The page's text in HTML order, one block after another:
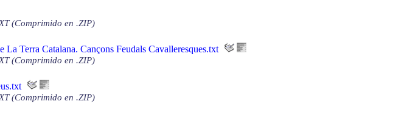
(Comprimido en .ZIP)
Terra Catalana. Cançons Feudals Cavalleresques.txt
(Comprimido en .ZIP)
(Comprimido en .ZIP)